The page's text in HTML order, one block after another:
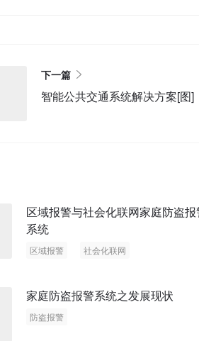
下一篇
智能公共交通系统解决方案[图]
区域报警与社会化联网家庭防盗报
系统
区域报警
社会化联网
家庭防盗报警系统之发展现状
防盗报警